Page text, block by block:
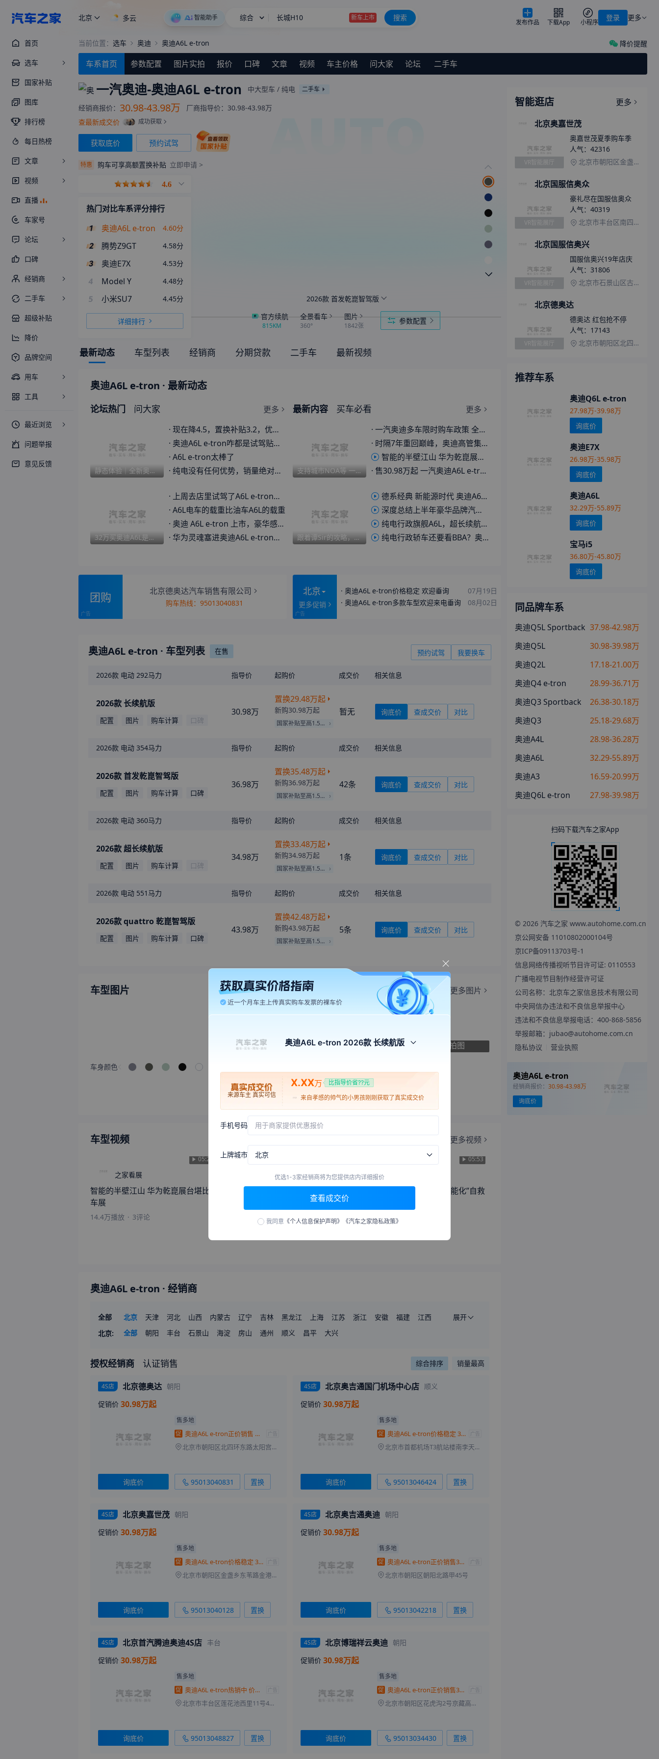
北京 今日限行 智能助手 综合 长城H10上市限时20.18万起
长城H10 新车上市
搜索 更多
登录
发布作品 下载App 小程序
首页
选车
国家补贴
图库
排行榜
每日热榜
文章
视频
直播
车家号
论坛
口碑
经销商
二手车
超级补贴
降价
品牌空间
用车
工具
最近浏览
问题举报
意见反馈
当前位置： 选车 奥迪 奥迪A6L e-tron 降价提醒
车系首页 参数配置 图片实拍 报价 口碑 文章 视频 车主价格 问大家 论坛 二手车
一汽奥迪-奥迪A6L e-tron 中大型车 / 纯电 二手车
经销商报价： 30.98-43.98万 厂商指导价： 30.98-43.98万
查最新成交价
成功获取
获取底价 预约试驾
特惠 购车可享高额置换补贴 立即申请 >
4.6
热门对比车系评分排行
奥迪A6L e-tron
4.60分
腾势Z9GT 4.58分
奥迪E7X 4.53分
4 Model Y 4.48分
5 小米SU7 4.45分
详细排行
2026款 首发乾崑智驾版
官方续航
815KM
全景看车
360°
图片
1842张
参数配置
最新动态 车型列表 经销商 分期贷款 二手车 最新视频
奥迪A6L e-tron · 最新动态
论坛热门 问大家 更多
静态体验｜全新奥迪A6L e-tron，大叔变帅哥！带老板们感受下
· 现在降4.5，置换补贴3.2，优惠合计7.7感觉太少了
· 奥迪A6L e-tron咋都是试驾贴，一个提车的也没有
· A6L e-tron太棒了
· 纯电没有任何优势，销量绝对惨淡，拭目以待！
32万买奥迪A6L是交智商税？这代C级车把新势力按地上摩擦
· 上周去店里试驾了A6L e-tron，说几个最直接的感受。
· A6L电车的载重比油车A6L的载重
· 奥迪 A6L e-tron 上市，豪华感拉满，充电慢到怀疑人生
· 华为灵魂塞进奥迪A6L e-tron，BBA真香了？
最新内容 买车必看 更多
支持城市NOA等 一汽奥迪乾崑智驾正式上线 含全新奥迪A6L等车型
· 一汽奥迪多车限时购车政策 全系车型开放5年0首付金融方案
· 时隔7年重回巅峰，奥迪高管集体发声：要重新定义“中国式豪华”
智能的半壁江山 华为乾崑展台堪比小车展
· 售30.98万起 一汽奥迪A6L e-tron上市 比燃油版更年轻/更便宜！
跟着谭Sir的攻略，在重庆开了一天全新奥迪A6L
德系经典 新能源时代 奥迪A6L的新变化
深度总结上半年豪华品牌汽车市场，以及下半年的展望。
纯电行政旗舰A6L，超长续航高端商务电车
纯电行政轿车还要看BBA？奥迪A6L e-tron入手30.98万起值不值？
团购 北京德奥达汽车销售有限公司
购车热线：95013040831
北京
更多促销
·奥迪A6L e-tron价格稳定 欢迎垂询
07月19日
·奥迪A6L e-tron多款车型欢迎来电垂询 08月02日
奥迪A6L e-tron · 车型列表 在售 预约试驾 我要换车
2026款 电动 292马力 指导价 起购价 成交价 相关信息
2026款 长续航版
配置 图片 购车计算 口碑
30.98万
置换29.48万起
新购30.98万起
国家补贴至高1.50万
暂无 询底价 查成交价 对比
2026款 电动 354马力 指导价 起购价 成交价 相关信息
2026款 首发乾崑智驾版
配置 图片 购车计算 口碑
36.98万
置换35.48万起
新购36.98万起
国家补贴至高1.50万
42条 询底价 查成交价 对比
2026款 电动 360马力 指导价 起购价 成交价 相关信息
2026款 超长续航版
配置 图片 购车计算 口碑
34.98万
置换33.48万起
新购34.98万起
国家补贴至高1.50万
1条 询底价 查成交价 对比
2026款 电动 551马力 指导价 起购价 成交价 相关信息
2026款 quattro 乾崑智驾版
配置 图片 购车计算 口碑
43.98万
置换42.48万起
新购43.98万起
国家补贴至高1.50万
5条 询底价 查成交价 对比
车型图片 外观 中控 座椅 更多图片
1842 张实拍图
车身颜色
车型视频 更多视频
05:27
之家看展
智能的半壁江山 华为乾崑展台堪比小
车展
14.4万播放 · 3评论
之家试车
传统豪华+纯电+华为辅助驾驶！奥迪
A6L e-tron它真的能打吗？
· 22评论
05:53
2025上海车展：看BBA“智能化”自救
25.3万播放 ·
奥迪A6L e-tron · 经销商
全部 北京 天津 河北 山西 内蒙古 辽宁 吉林 黑龙江 上海 江苏 浙江 安徽 福建
江西
山东
河南 湖北 湖南 广东 广西 海南 重庆 四川 贵州
展开
北京: 全部 朝阳 丰台 石景山 海淀 房山 通州 顺义 昌平 大兴
授权经销商 认证销售 综合排序 销量最高
4S店 北京德奥达 朝阳
促销价 30.98万起
售多地
促
奥迪A6L e-tron正价销售 现30.98万起 广告
北京市朝阳区北四环东路太阳宫十字口甲1号
询底价 95013040831 置换
4S店 北京奥吉通国门机场中心店 顺义
促销价 30.98万起
售多地
促
奥迪A6L e-tron价格稳定 30.98万起售 广告
北京市首都机场T3航站楼南李天路南半壁店14号
询底价 95013046424 置换
4S店 北京奥嘉世茂 朝阳
促销价 30.98万起
售多地
促
奥迪A6L e-tron价格稳定 30.98万起售 广告
北京市朝阳区金盏乡东苇路金港汽车公园C区19号（蟹岛对面）
询底价 95013040128 置换
4S店 北京奥吉通奥迪 朝阳
促销价 30.98万起
售多地
促
奥迪A6L e-tron正价销售30.98万元起 广告
北京市朝阳区朝阳北路甲45号
询底价 95013042218 置换
4S店 北京首汽腾迪奥迪4S店 丰台
促销价 30.98万起
售多地
促
奥迪A6L e-tron热销中 价格稳定 广告
北京市丰台区莲花池西里11号4号楼
询底价 95013048827 置换
4S店 北京博瑞祥云奥迪 朝阳
促销价 30.98万起
售多地
促
奥迪A6L e-tron正价销售30.98万元起 广告
北京市朝阳区花虎沟2号京藏高速出京方向辅路清河收费站南50米路东
询底价 95013034430 置换
智能逛店
更多
北京奥嘉世茂
VR智能展厅
奥嘉世茂夏季购车季
人气： 42316
北京市朝阳区金盏乡东苇路金港汽车公园C区19号（蟹岛对面）
北京国服信奥众
VR智能展厅
豪礼尽在国服信奥众
人气： 40319
北京市丰台区南四环中路260号新发地汽车市场东区1号展厅
北京国服信奥兴
VR智能展厅
国服信奥兴19年店庆
人气： 31806
北京市石景山区古城大街国际汽车贸易服务园区F区9号
北京德奥达
VR智能展厅
德奥达 红包抢不停
人气： 17143
北京市朝阳区北四环东路太阳宫十字口甲1号
推荐车系
奥迪Q6L e-tron
27.98万-39.98万
询底价
奥迪E7X
26.98万-35.98万
询底价
奥迪A6L
32.29万-55.89万
询底价
宝马i5
36.80万-45.80万
询底价
同品牌车系
奥迪Q5L Sportback 37.98-42.98万
奥迪Q5L
30.98-39.98万
奥迪Q2L
17.18-21.00万
奥迪Q4 e-tron
28.99-36.71万
奥迪Q3 Sportback
26.38-30.18万
奥迪Q3
25.18-29.68万
奥迪A4L
28.98-36.28万
奥迪A6L
32.29-55.89万
奥迪A3
16.59-20.99万
奥迪Q6L e-tron
27.98-39.98万
扫码下载汽车之家App
© 2026汽车之家 www.autohome.com.cn
京公网安备 11010802000104号
京ICP备09113703号-1
信息网络传播视听节目许可证: 0110553
广播电视节目制作经营许可证
公司名称：北京车之家信息技术有限公司
中央网信办违法和不良信息举报中心
违法和不良信息举报电话：400-868-5856
举报邮箱：jubao@autohome.com.cn
隐私协议
营业执照
奥迪A6L e-tron
经销商报价： 30.98-43.98万
询底价
奥迪A6L e-tron 2026款 长续航版
来源车主 真实可信
X.XX万 比指导价省??元
刚刚获取了真实成交价
来自喀什 的 喜遇你.刚刚获取了真实成交价
来自内江的終點回到原點刚刚获取了真实成交价
来自孝感的帅气的小男孩刚刚获取了真实成交价
来自衡水
刚刚获取了真实成交价
来自南宁的一起走过的日子刚刚获取了真实成交价
来自郴州的剑侠世界和平
来自商洛 泼宾该符匹璀刚刚获取了真实成交价
来自喀什 的喜遇你.
来自孝感 的帅气的小男孩刚刚获取了真实成交价
来自朝阳的desire刚刚获取了真实成交价
刚刚获取了真实成交价
包头 的世界那么大
刚刚获取了真实成交价
刚刚获取了真实成交价
的一起走过的日子
刚刚获取了真实成交价
来自白城 的暖暖的陌生人 刚刚获取了真实成交价
衡阳 的Mole刚刚获取了真实成交价
手机号码 用于商家提供优惠报价
上牌城市 北京
优选1-3家经销商将为您提供店内详细报价
查看成交价
我同意 《个人信息保护声明》 《汽车之家隐私政策》